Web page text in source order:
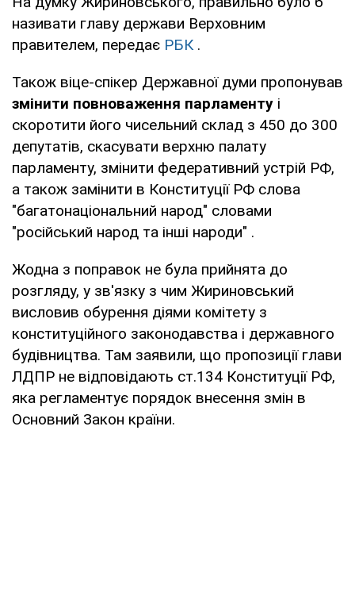
називати главу держави Верховним
правителем, передає РБК.
Також віце-спікер Державної думи пропонував
змінити повноваження парламенту і
скоротити його чисельний склад з 450 до 300
депутатів, скасувати верхню палату
парламенту, змінити федеративний устрій РФ,
а також замінити в Конституції РФ слова
"багатонаціональний народ" словами
"російський народ та інші народи" .
Жодна з поправок не була прийнята до
розгляду, у зв'язку з чим Жириновський
висловив обурення діями комітету з
конституційного законодавства і державного
будівництва. Там заявили, що пропозиції глави
ЛДПР не відповідають ст.134 Конституції РФ,
яка регламентує порядок внесення змін в
Основний Закон країни.